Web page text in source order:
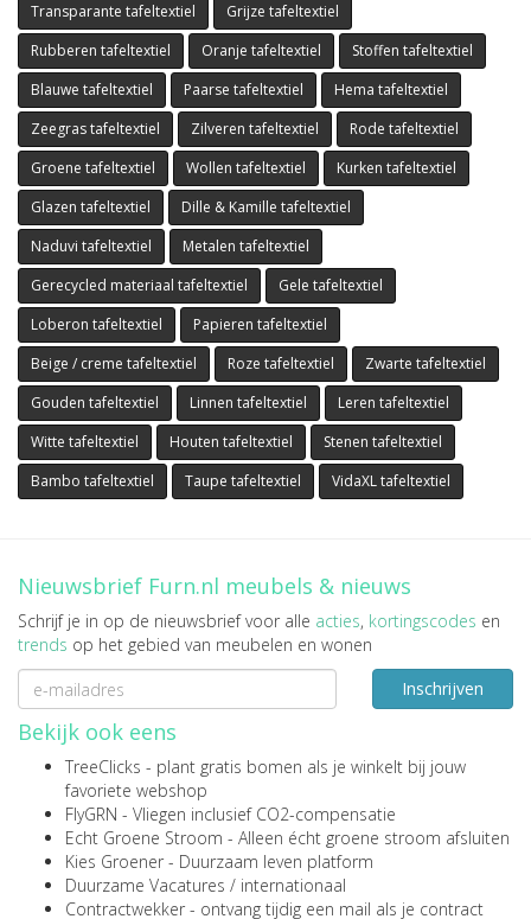
Transparante tafeltextiel
Grijze tafeltextiel
Rubberen tafeltextiel
Oranje tafeltextiel
Stoffen tafeltextiel
Blauwe tafeltextiel
Paarse tafeltextiel
Hema tafeltextiel
Zeegras tafeltextiel
Zilveren tafeltextiel
Rode tafeltextiel
Groene tafeltextiel
Wollen tafeltextiel
Kurken tafeltextiel
Glazen tafeltextiel
Dille & Kamille tafeltextiel
Naduvi tafeltextiel
Metalen tafeltextiel
Gerecycled materiaal tafeltextiel
Gele tafeltextiel
Loberon tafeltextiel
Papieren tafeltextiel
Beige / creme tafeltextiel
Roze tafeltextiel
Zwarte tafeltextiel
Gouden tafeltextiel
Linnen tafeltextiel
Leren tafeltextiel
Witte tafeltextiel
Houten tafeltextiel
Stenen tafeltextiel
Bambo tafeltextiel
Taupe tafeltextiel VidaXL tafeltextiel
Nieuwsbrief Furn.nl meubels & nieuws
Schrijf je in op de nieuwsbrief voor alle acties, kortingscodes en
trends op het gebied van meubelen en wonen
Inschrijven
Bekijk ook eens
TreeClicks - plant gratis bomen als je winkelt bij jouw
favoriete webshop
FlyGRN - Vliegen inclusief CO2-compensatie
Echt Groene Stroom - Alleen écht groene stroom afsluiten
Kies Groener - Duurzaam leven platform
Duurzame Vacatures / internationaal
Contractwekker - ontvang tijdig een mail als je contract